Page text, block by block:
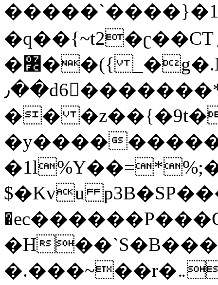
�q��{~t2�ʗ��CT؍���������{�~}ur����u�}o����(�:�j���=����{�۝Vo�An��J^��������M\M�'{{l�i
�߼��({ _�g�.Nfӻg����f7z91o^��̤^�>��2�`�:|#dk�{>�>>&�tsw�Nwo�?
٫��d6򆧇�������*��[|^]oo���NW~zz>�X&�u�=K?
��
�y����
$�Kvu
�H
�.���~��r�޼�}�܅�mؕWu���K}